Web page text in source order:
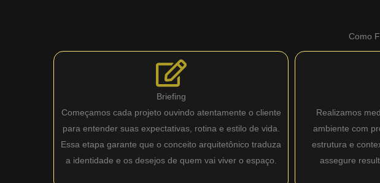
Como
Briefing
Começamos cada projeto ouvindo atentamente o cliente
para entender suas expectativas, rotina e estilo de vida.
Essa etapa garante que o conceito arquitetônico traduza
a identidade e os desejos de quem vai viver o espaço.
Realizamos
ambiente com
estrutura e
assegure